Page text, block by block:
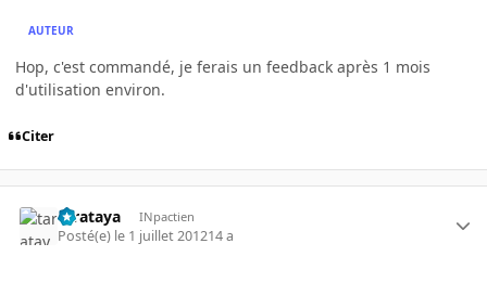
AUTEUR
Hop, c'est commandé, je ferais un feedback après 1 mois
d'utilisation environ.
Citer
tarataya INpactien
Posté(e) le 1 juillet 201214 a